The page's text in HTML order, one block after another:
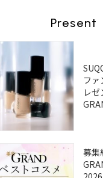
Present
フ
レ
募集